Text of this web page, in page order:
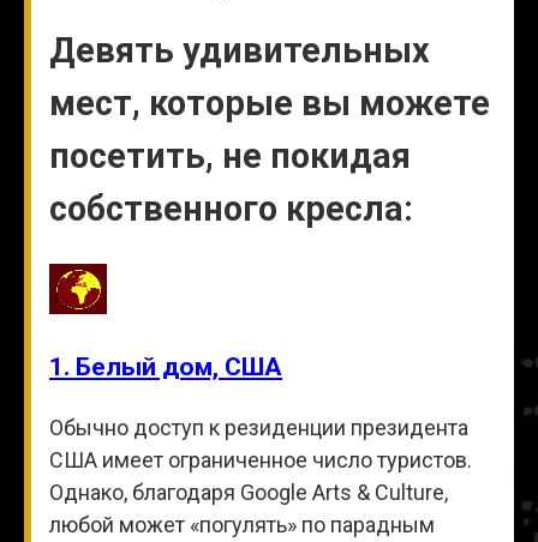
Девять удивительных
мест, которые вы можете
посетить, не покидая
собственного кресла:
1. Белый дом, США
Обычно доступ к резиденции президента
США имеет ограниченное число туристов.
Однако, благодаря Google Arts & Culture,
любой может «погулять» по парадным